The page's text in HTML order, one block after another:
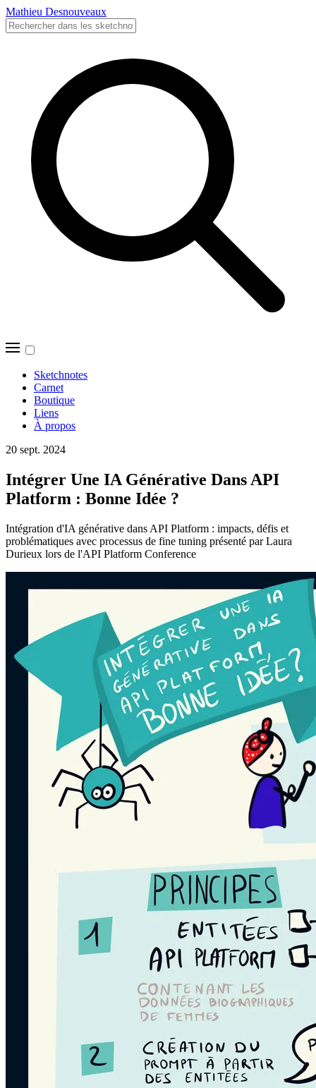
Mathieu Desnouveaux
Sketchnotes
Carnet
Boutique
Liens
À propos
20 sept. 2024
Intégrer Une IA Générative Dans API
Platform : Bonne Idée ?
Intégration d'IA générative dans API Platform : impacts, défis et
problématiques avec processus de fine tuning présenté par Laura
Durieux lors de l'API Platform Conference